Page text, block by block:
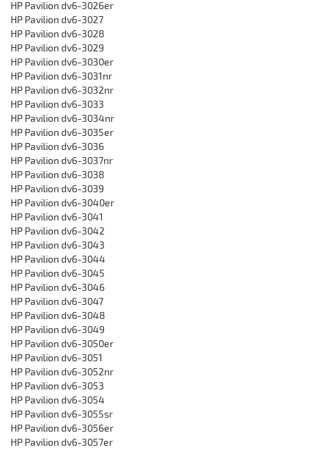
HP Pavilion dv6-3026er
HP Pavilion dv6-3027
HP Pavilion dv6-3028
HP Pavilion dv6-3029
HP Pavilion dv6-3030er
HP Pavilion dv6-3031nr
HP Pavilion dv6-3032nr
HP Pavilion dv6-3033
HP Pavilion dv6-3034nr
HP Pavilion dv6-3035er
HP Pavilion dv6-3036
HP Pavilion dv6-3037nr
HP Pavilion dv6-3038
HP Pavilion dv6-3039
HP Pavilion dv6-3040er
HP Pavilion dv6-3041
HP Pavilion dv6-3042
HP Pavilion dv6-3043
HP Pavilion dv6-3044
HP Pavilion dv6-3045
HP Pavilion dv6-3046
HP Pavilion dv6-3047
HP Pavilion dv6-3048
HP Pavilion dv6-3049
HP Pavilion dv6-3050er
HP Pavilion dv6-3051
HP Pavilion dv6-3052nr
HP Pavilion dv6-3053
HP Pavilion dv6-3054
HP Pavilion dv6-3055sr
HP Pavilion dv6-3056er
HP Pavilion dv6-3057er